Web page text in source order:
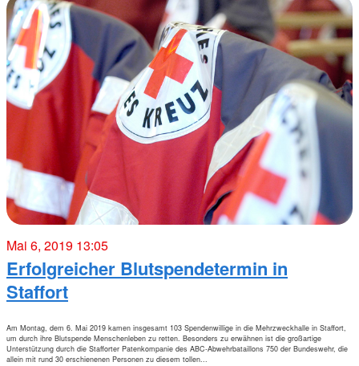
Mai 6, 2019 13:05
Erfolgreicher Blutspendetermin in
Staffort
Am Montag, dem 6. Mai 2019 kamen insgesamt 103 Spendenwillige in die Mehrzweckhalle in Staffort,
um durch ihre Blutspende Menschenleben zu retten. Besonders zu erwähnen ist die großartige
Unterstützung durch die Stafforter Patenkompanie des ABC-Abwehrbataillons 750 der Bundeswehr, die
allein mit rund 30 erschienenen Personen zu diesem tollen...